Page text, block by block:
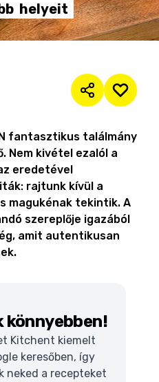
helyeit
fantasztikus találmány
Nem kivétel ezalól a
eredetével
rajtunk kívül a
magukénak tekintik. A
szereplője igazából
amit autentikusan
könnyebben!
Kitchent kiemelt
keresőben, így
neked a recepteket